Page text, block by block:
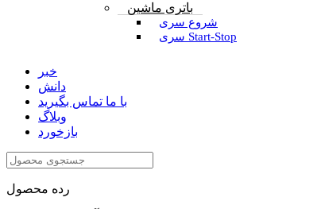
باتری ماشین
شروع سری
سری Start-Stop
خبر
دانش
با ما تماس بگیرید
وبلاگ
بازخورد
رده محصول